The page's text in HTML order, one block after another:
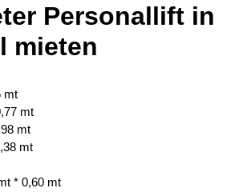
Personallift in
mieten
mt
mt
mt
mt
* 0,60 mt